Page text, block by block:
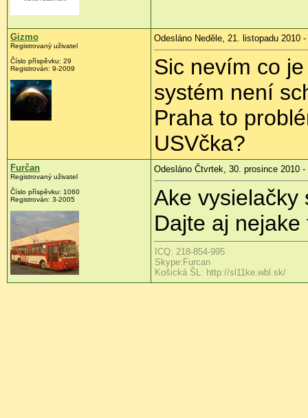
Gizmo
Registrovaný uživatel
Číslo příspěvku: 29
Registrován: 9-2009
Odesláno Neděle, 21. listopadu 2010 -
Sic nevím co
systém není
Praha to
USVčka?
Furčan
Registrovaný uživatel
Číslo příspěvku: 1060
Registrován: 3-2005
Odesláno Čtvrtek, 30. prosince 2010 -
Ake vysielačky
Dajte aj nejake
ICQ: 218-854-995
Skype:Furcan
Košická ŠL: http://sl11ke.wbl.sk/